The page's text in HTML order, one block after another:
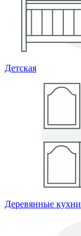
Детская
Деревянные кухни